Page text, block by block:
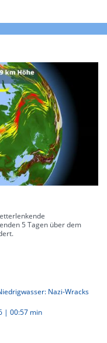
5 Tagen über dem
Nazi-Wracks
|00:57 min